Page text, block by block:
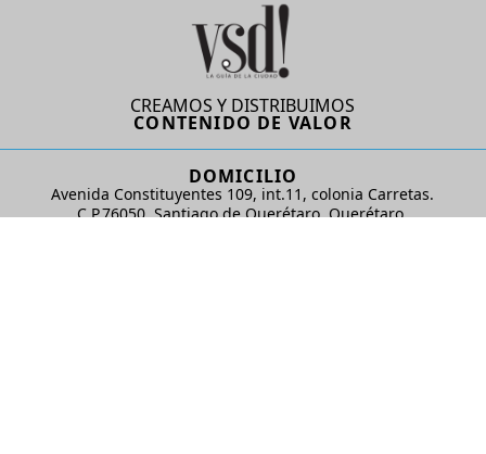
CREAMOS Y DISTRIBUIMOS
CONTENIDO DE VALOR
DOMICILIO
Avenida Constituyentes 109, int.11, colonia Carretas.
C.P.76050. Santiago de Querétaro, Querétaro.